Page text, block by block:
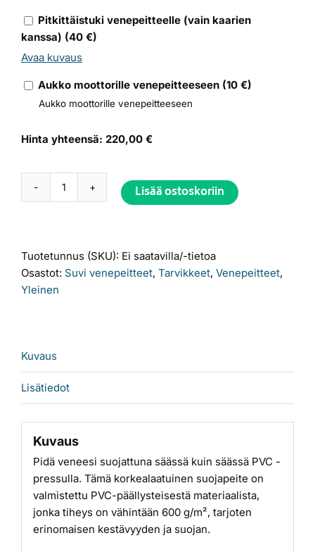
Pitkittäistuki venepeitteelle (vain kaarien
kanssa) (40 €)
Avaa kuvaus
Aukko moottorille venepeitteeseen (10 €)
Aukko moottorille venepeitteeseen
Hinta yhteensä: 220,00 €
Venepeite
Lisää ostoskoriin
Tuotetunnus (SKU): Ei saatavilla/-tietoa
Osastot: Suvi venepeitteet, Tarvikkeet, Venepeitteet,
Yleinen
Kuvaus
Lisätiedot
Kuvaus
Pidä veneesi suojattuna säässä kuin säässä PVC -
pressulla. Tämä korkealaatuinen suojapeite on
valmistettu PVC-päällysteisestä materiaalista,
jonka tiheys on vähintään 600 g/m², tarjoten
erinomaisen kestävyyden ja suojan.